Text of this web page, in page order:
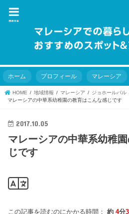
menu
ホーム プロフィール マレーシア
HOME 地域情報 マレーシア
ジョホールバル
マレーシアの中華系幼稚園の教育はこんな感じです
2017.10.05
マレーシアの中華系幼稚
じです
この記事を読むのにかかる時間：約4分